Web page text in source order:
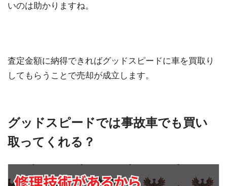
いのは助かりますね。
査定金額に納得できればグッドスピードに車を買取り
してもらうことで売却が成立します。
グッドスピードでは事故車でも買い
取ってくれる？